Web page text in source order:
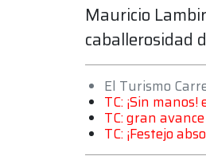
Mauricio
caballerosidad
El Turismo
TC: ¡Sin
TC: gran
TC: ¡Festejo